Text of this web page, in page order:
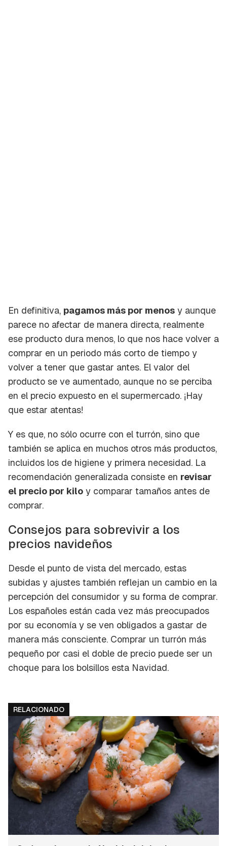
En definitiva, pagamos más por menos y aunque
parece no afectar de manera directa, realmente
ese producto dura menos, lo que nos hace volver a
comprar en un periodo más corto de tiempo y
volver a tener que gastar antes. El valor del
producto se ve aumentado, aunque no se perciba
en el precio expuesto en el supermercado. ¡Hay
que estar atentas!
Y es que, no sólo ocurre con el turrón, sino que
también se aplica en muchos otros más productos,
incluidos los de higiene y primera necesidad. La
recomendación generalizada consiste en revisar
el precio por kilo y comparar tamaños antes de
comprar.
Consejos para sobrevivir a los
precios navideños
Desde el punto de vista del mercado, estas
subidas y ajustes también reflejan un cambio en la
percepción del consumidor y su forma de comprar.
Los españoles están cada vez más preocupados
por su economía y se ven obligados a gastar de
manera más consciente. Comprar un turrón más
pequeño por casi el doble de precio puede ser un
choque para los bolsillos esta Navidad.
RELACIONADO